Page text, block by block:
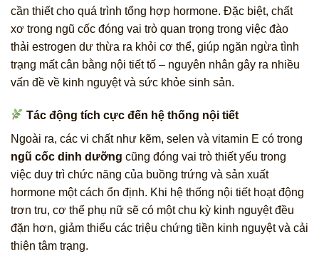
cần thiết cho quá trình tổng hợp hormone. Đặc biệt, chất
xơ trong ngũ cốc đóng vai trò quan trọng trong việc đào
thải estrogen dư thừa ra khỏi cơ thể, giúp ngăn ngừa tình
trạng mất cân bằng nội tiết tố – nguyên nhân gây ra nhiều
vấn đề về kinh nguyệt và sức khỏe sinh sản.
Tác động tích cực đến hệ thống nội tiết
Ngoài ra, các vi chất như kẽm, selen và vitamin E có trong
ngũ cốc dinh dưỡng cũng đóng vai trò thiết yếu trong
việc duy trì chức năng của buồng trứng và sản xuất
hormone một cách ổn định. Khi hệ thống nội tiết hoạt động
trơn tru, cơ thể phụ nữ sẽ có một chu kỳ kinh nguyệt đều
đặn hơn, giảm thiểu các triệu chứng tiền kinh nguyệt và cải
thiện tâm trạng.